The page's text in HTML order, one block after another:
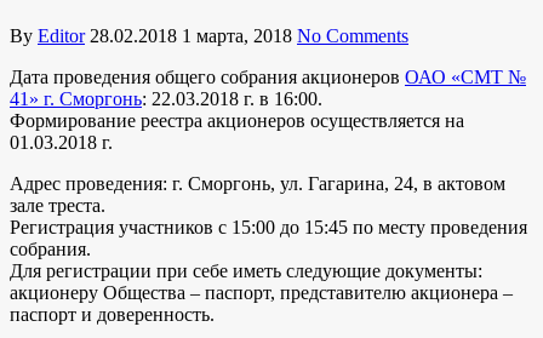
By Editor 28.02.2018 1 марта, 2018 No Comments
Дата проведения общего собрания акционеров ОАО «СМТ №
41» г. Сморгонь: 22.03.2018 г. в 16:00.
Формирование реестра акционеров осуществляется на
01.03.2018 г.
Адрес проведения: г. Сморгонь, ул. Гагарина, 24, в актовом
зале треста.
Регистрация участников с 15:00 до 15:45 по месту проведения
собрания.
Для регистрации при себе иметь следующие документы:
акционеру Общества – паспорт, представителю акционера –
паспорт и доверенность.